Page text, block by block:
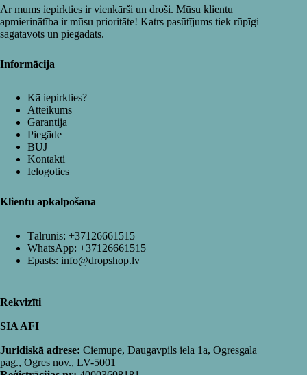
Ar mums iepirkties ir vienkārši un droši. Mūsu klientu
apmierinātība ir mūsu prioritāte! Katrs pasūtījums tiek rūpīgi
sagatavots un piegādāts.
Informācija
Kā iepirkties?
Atteikums
Garantija
Piegāde
BUJ
Kontakti
Ielogoties
Klientu apkalpošana
Tālrunis: +37126661515
WhatsApp: +37126661515
Epasts: info@dropshop.lv
Rekvizīti
SIA AFI
Juridiskā adrese: Ciemupe, Daugavpils iela 1a, Ogresgala
pag., Ogres nov., LV-5001